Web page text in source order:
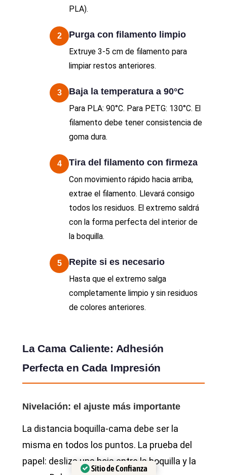
PLA).
2 Purga con filamento limpio
Extruye 3-5 cm de filamento para
limpiar restos anteriores.
3 Baja la temperatura a 90°C
Para PLA: 90°C. Para PETG: 130°C. El
filamento debe tener consistencia de
goma dura.
4 Tira del filamento con firmeza
Con movimiento rápido hacia arriba,
extrae el filamento. Llevará consigo
todos los residuos. El extremo saldrá
con la forma perfecta del interior de
la boquilla.
5 Repite si es necesario
Hasta que el extremo salga
completamente limpio y sin residuos
de colores anteriores.
La Cama Caliente: Adhesión
Perfecta en Cada Impresión
Nivelación: el ajuste más importante
La distancia boquilla-cama debe ser la
misma en todos los puntos. La prueba del
papel: desliza una hoja entre la boquilla y la
Sitio de Confianza